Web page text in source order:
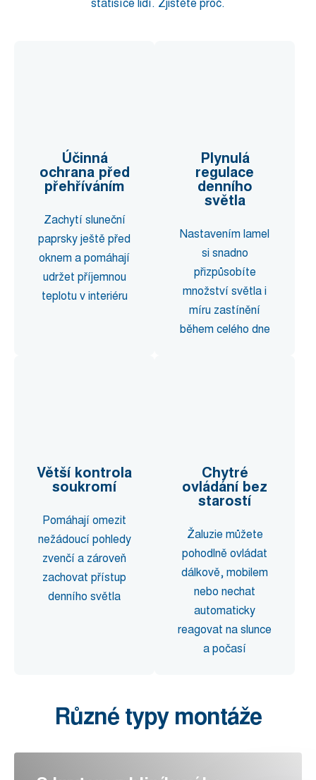
statisíce lidí. Zjistěte proč.
Účinná
ochrana před
přehříváním
Zachytí sluneční
paprsky ještě před
oknem a pomáhají
udržet příjemnou
teplotu v interiéru
Plynulá
regulace
denního
světla
Nastavením lamel
si snadno
přizpůsobíte
množství světla i
míru zastínění
během celého dne
Větší kontrola
soukromí
Pomáhají omezit
nežádoucí pohledy
zvenčí a zároveň
zachovat přístup
denního světla
Chytré
ovládání bez
starostí
Žaluzie můžete
pohodlně ovládat
dálkově, mobilem
nebo nechat
automaticky
reagovat na slunce
a počasí
Různé typy montáže